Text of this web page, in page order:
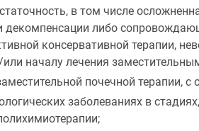
в том числе
декомпенсации либо
консервативной терапии,
началу лечения
почечной терапии,
заболеваниях в